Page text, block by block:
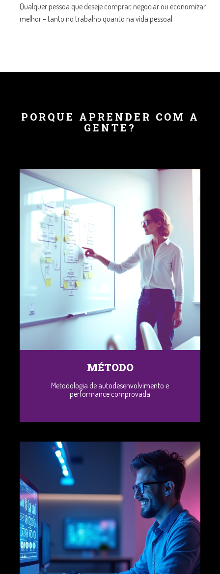
Qualquer pessoa que deseje comprar, negociar ou economizar
melhor – tanto no trabalho quanto na vida pessoal
PORQUE APRENDER COM A
GENTE?
MÉTODO
Metodologia de autodesenvolvimento e
performance comprovada